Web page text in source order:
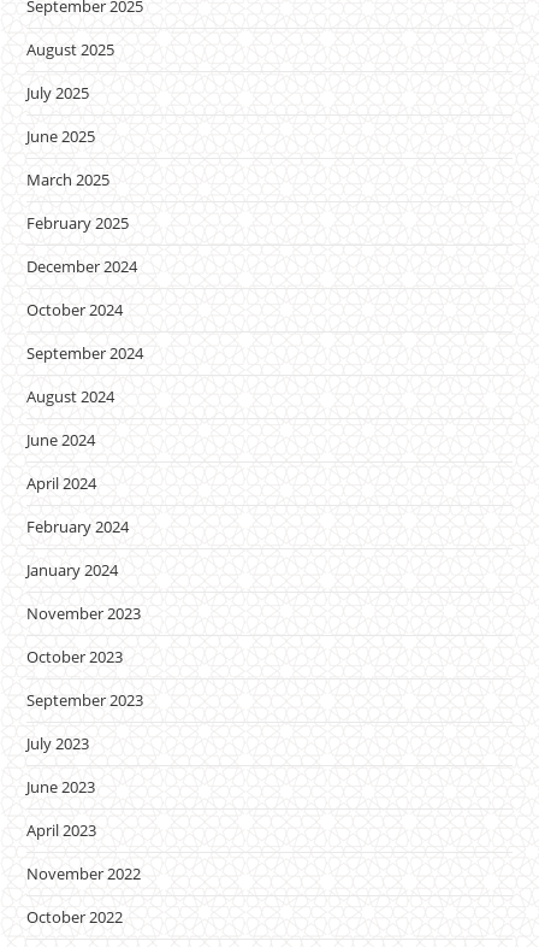
September 2025
August 2025
July 2025
June 2025
March 2025
February 2025
December 2024
October 2024
September 2024
August 2024
June 2024
April 2024
February 2024
January 2024
November 2023
October 2023
September 2023
July 2023
June 2023
April 2023
November 2022
October 2022